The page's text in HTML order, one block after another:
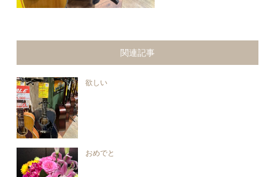
関連記事
欲しい
おめでと